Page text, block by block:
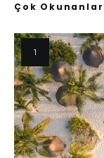
Çok Okunanlar